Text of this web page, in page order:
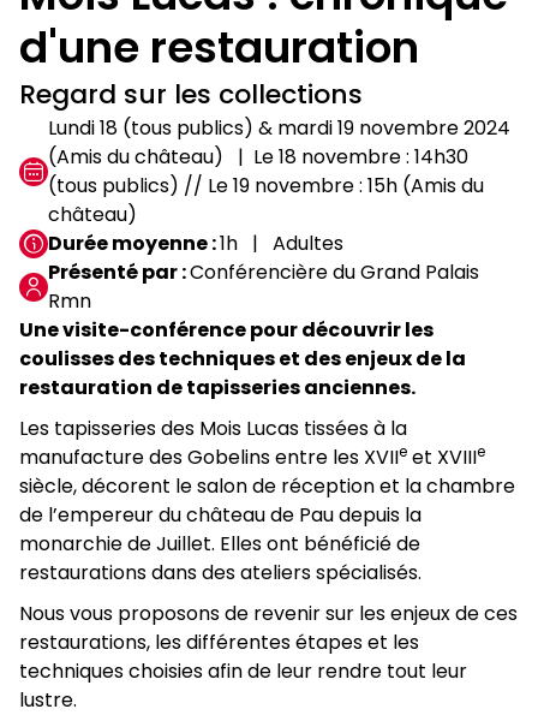
d'une restauration
Regard sur les collections
Lundi 18 (tous publics) & mardi 19 novembre 2024
(Amis du château)
Le 18 novembre : 14h30
(tous publics) // Le 19 novembre : 15h (Amis du
château)
Durée moyenne 1h
Adultes
Présenté par Conférencière du Grand Palais
Rmn
Une visite-conférence pour découvrir les
coulisses des techniques et des enjeux de la
restauration de tapisseries anciennes.
Les tapisseries des Mois Lucas tissées à la
manufacture des Gobelins entre les XVIIe et XVIIIe
siècle, décorent le salon de réception et la chambre
de l’empereur du château de Pau depuis la
monarchie de Juillet. Elles ont bénéficié de
restaurations dans des ateliers spécialisés.
Nous vous proposons de revenir sur les enjeux de ces
restaurations, les différentes étapes et les
techniques choisies afin de leur rendre tout leur
lustre.